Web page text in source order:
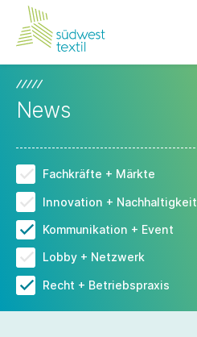
News
Fachkräfte + Märkte
Innovation + Nachhaltigkeit
Kommunikation + Event
Lobby + Netzwerk
Recht + Betriebspraxis